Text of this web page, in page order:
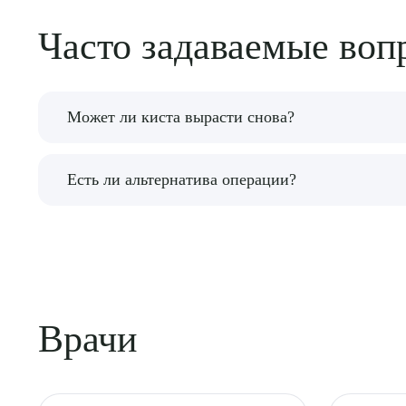
Часто задаваемые
Может ли киста вырасти снова?
Да, возможно. Серозные кисты имеют
Есть ли альтернатива операции?
Врачи